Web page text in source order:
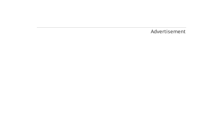
Advertisement